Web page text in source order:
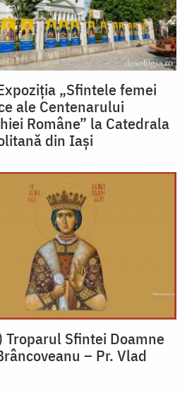
„Sfintele femei
ale Centenarului
Române” la Catedrala
din Iași
Troparul Sfintei Doamne
– Pr. Vlad